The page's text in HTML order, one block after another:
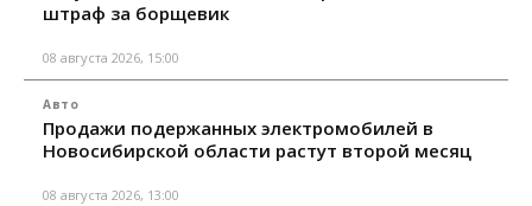
штраф за борщевик
08 августа 2026, 15:00
Авто
Продажи подержанных электромобилей в
Новосибирской области растут второй месяц
08 августа 2026, 13:00